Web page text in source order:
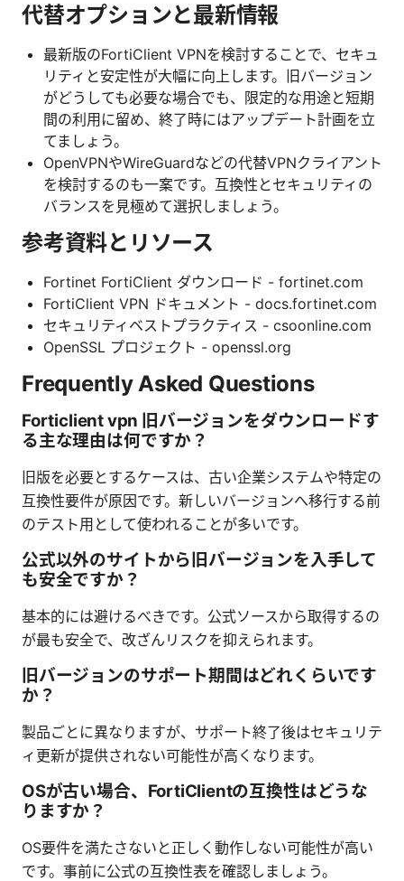
代替オプションと最新情報
最新版のFortiClient VPNを検討することで、セキュ
リティと安定性が大幅に向上します。旧バージョン
がどうしても必要な場合でも、限定的な用途と短期
間の利用に留め、終了時にはアップデート計画を立
てましょう。
OpenVPNやWireGuardなどの代替VPNクライアント
を検討するのも一案です。互換性とセキュリティの
バランスを見極めて選択しましょう。
参考資料とリソース
Fortinet FortiClient ダウンロード - fortinet.com
FortiClient VPN ドキュメント - docs.fortinet.com
セキュリティベストプラクティス - csoonline.com
OpenSSL プロジェクト - openssl.org
Frequently Asked Questions
Forticlient vpn 旧バージョンをダウンロードす
る主な理由は何ですか？
旧版を必要とするケースは、古い企業システムや特定の
互換性要件が原因です。新しいバージョンへ移行する前
のテスト用として使われることが多いです。
公式以外のサイトから旧バージョンを入手して
も安全ですか？
基本的には避けるべきです。公式ソースから取得するの
が最も安全で、改ざんリスクを抑えられます。
旧バージョンのサポート期間はどれくらいです
か？
製品ごとに異なりますが、サポート終了後はセキュリテ
ィ更新が提供されない可能性が高くなります。
OSが古い場合、FortiClientの互換性はどうな
りますか？
OS要件を満たさないと正しく動作しない可能性が高い
です。事前に公式の互換性表を確認しましょう。